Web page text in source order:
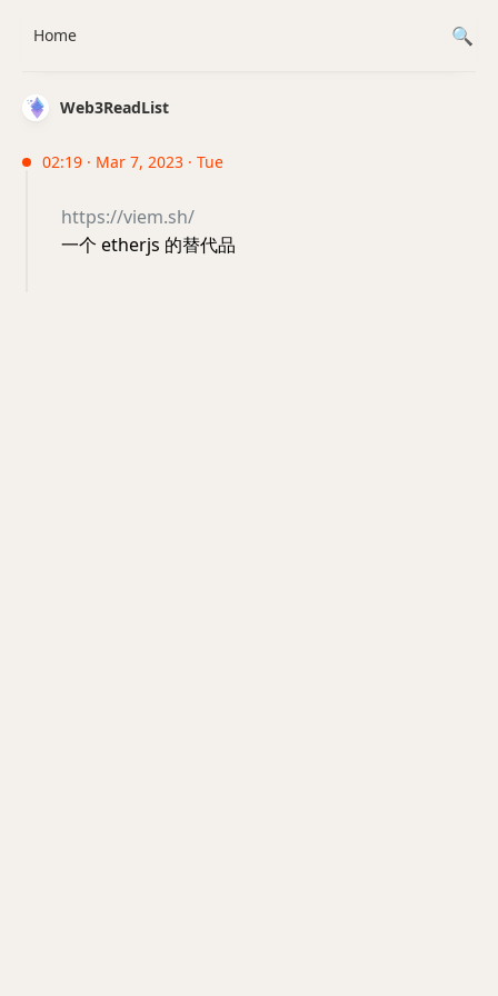
Web3ReadList
02:19 · Mar 7, 2023 · Tue
https://viem.sh/
一个 etherjs 的替代品
Home